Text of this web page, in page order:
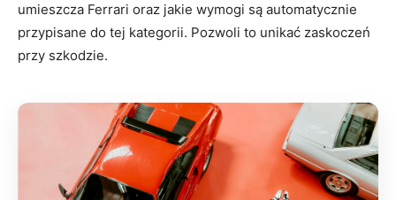
umieszcza Ferrari oraz jakie wymogi są automatycznie
przypisane do tej kategorii. Pozwoli to unikać zaskoczeń
przy szkodzie.